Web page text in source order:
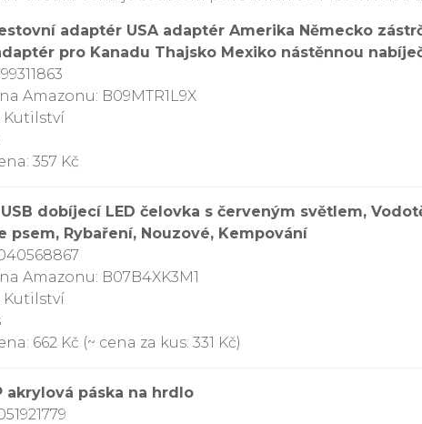
adaptér USA adaptér Amerika Německo
pro Kanadu Thajsko Mexiko nástěnnou
Amazonu: B09MTR1L9X
Kutilství
357 Kč
dobíjecí LED čelovka s červeným světlem,
psem, Rybaření, Nouzové, Kempování
Amazonu: B07B4XK3M1
Kutilství
662 Kč (~ cena za kus: 331 Kč)
akrylová páska na hrdlo